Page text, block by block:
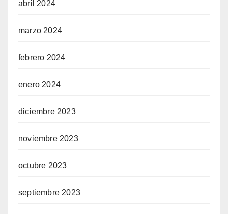
abril 2024
marzo 2024
febrero 2024
enero 2024
diciembre 2023
noviembre 2023
octubre 2023
septiembre 2023